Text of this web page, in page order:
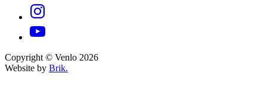
Copyright © Venlo 2026
Website by Brik.